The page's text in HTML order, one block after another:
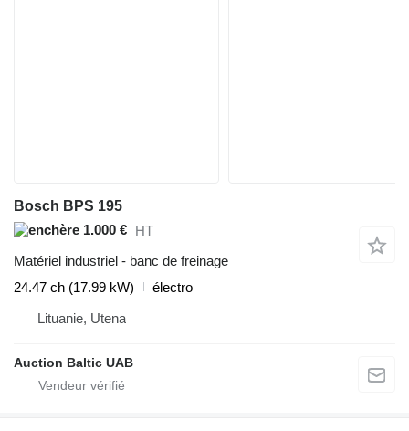
Bosch BPS 195
1.000 € HT
Matériel industriel - banc de freinage
24.47 ch (17.99 kW)
électro
Lituanie, Utena
Auction Baltic UAB